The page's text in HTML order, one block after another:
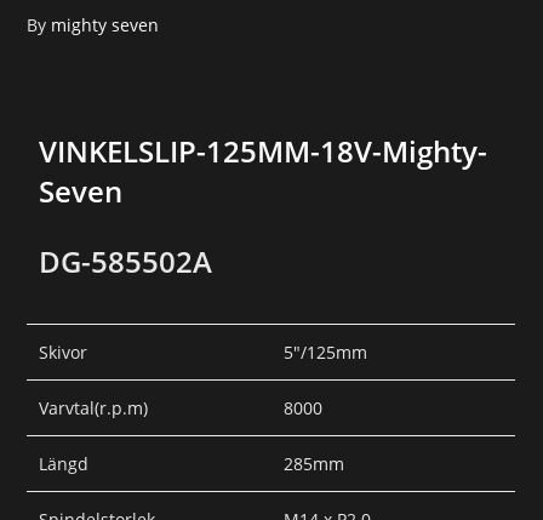
By mighty seven
VINKELSLIP-125MM-18V-Mighty-
Seven
DG-585502A
Skivor 5″/125mm
Varvtal(r.p.m) 8000
Längd 285mm